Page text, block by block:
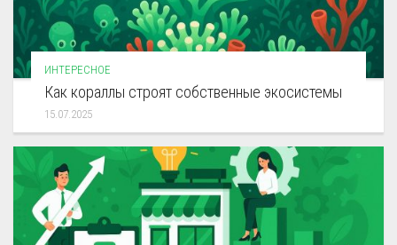
ИНТЕРЕСНОЕ
Как кораллы строят собственные экосистемы
15.07.2025